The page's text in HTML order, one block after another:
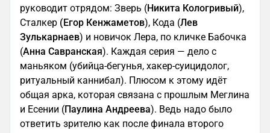
руководит отрядом: Зверь (Никита Кологривый),
Сталкер (Егор Кенжаметов), Кода (Лев
Зулькарнаев) и новичок Лера, по кличке Бабочка
(Анна Савранская). Каждая серия — дело с
маньяком (убийца-бегунья, хакер-суицидолог,
ритуальный каннибал). Плюсом к этому идёт
общая арка, которая связана с прошлым Меглина
и Есении (Паулина Андреева). Ведь надо было
ответить зрителю как после финала второго